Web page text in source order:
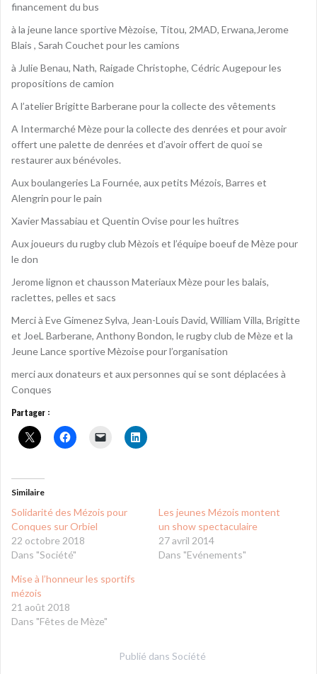
financement du bus
à la jeune lance sportive Mèzoise, Titou, 2MAD, Erwana,Jerome
Blais , Sarah Couchet pour les camions
à Julie Benau, Nath, Raigade Christophe, Cédric Augepour les
propositions de camion
A l’atelier Brigitte Barberane pour la collecte des vêtements
A Intermarché Mèze pour la collecte des denrées et pour avoir
offert une palette de denrées et d’avoir offert de quoi se
restaurer aux bénévoles.
Aux boulangeries La Fournée, aux petits Mézois, Barres et
Alengrin pour le pain
Xavier Massabiau et Quentin Ovise pour les huîtres
Aux joueurs du rugby club Mèzois et l’équipe boeuf de Mèze pour
le don
Jerome lignon et chausson Materiaux Mèze pour les balais,
raclettes, pelles et sacs
Merci à Eve Gimenez Sylva, Jean-Louis David, William Villa, Brigitte
et JoeL Barberane, Anthony Bondon, le rugby club de Mèze et la
Jeune Lance sportive Mèzoise pour l’organisation
merci aux donateurs et aux personnes qui se sont déplacées à
Conques
Partager :
Similaire
Solidarité des Mézois pour
Conques sur Orbiel
22 octobre 2018
Dans "Société"
Les jeunes Mézois montent
un show spectaculaire
27 avril 2014
Dans "Evénements"
Mise à l’honneur les sportifs
mézois
21 août 2018
Dans "Fêtes de Mèze"
Publié dans Société